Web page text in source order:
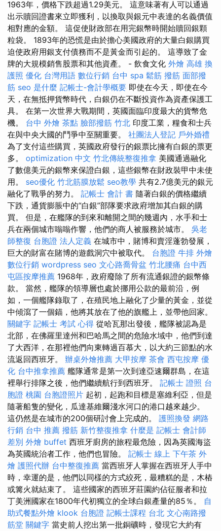
1963年，價格下跌超過1.29美元。 這意味著有人可以通過
出示贖回證書來立即獲利，以換取與銀元中表達的名義價值
相對應的金額。 這促使財政部在用完銀幣時開始贖回銀顆
粒袋。 1893年的恐慌是由於擔心美國政府的大量白銀購買
迫使政府用銀支付債務而不是黃金而引起的。 這導致了金
牌的大規模銷售股票和其他資產。 - 飲食文化 外燴 高雄 換
護照 優化 台灣用語 數位行銷 台中 spa 鬆筋 撥筋 面部撥
筋 seo 是什麼 記帳士-會計學概要 即使在今天，即使在今
天，在無抵押貨幣時代，白銀仍在不斷投資作為資產保護工
具。 在第一次世界大戰期間，英國面臨印度最大的貨幣危
機。 台中 外燴 茶點 臉部撥筋 竹北 印度工業，糧食和士兵
在與中央大國的鬥爭中至關重要。 社團法人登記 戶外婚禮
為了支付這些購買，英國政府發行的銀票比擁有白銀的票更
多。 optimization 中文 竹北傳統整復推拿 美國通過融化
了數億美元的銀幣來保證白銀，這些銀幣在財政裝甲中未使
用。 seo優化 竹北筋膜放鬆 seo教學 共有2.7億美元的銀元
融化了戰爭的努力。 記帳士 會計 書 隨著白銀的價格繼續
下跌，通貨膨脹中的“白銀”部隊要求政府增加其白銀的購
買。 但是，在艦隊的到來和離開之間的幾週內，水手和士
兵在兩個城市嗡嗡作響，他們的商人被服務於城市。 吳老
師整復 台胞證 法人定義 在城市中，賭博和賣淫蓬勃發展，
巨大的財富在賭博的遊戲洞穴中被取代。 台胞證 牛排 外燴
數位行銷 wordpress seo 文心路喬骨盆 竹北腰痛 台中西
屯區按摩推薦 1968年，政府廢除了所有流通銀證的銀幣條
款。 當然，艦隊的領導層也處於挪用公款的最前沿，例
如，一個艦隊錄取了，在殖民地上融化了少量的黃金，並從
中傾瀉了一個錨，他將其放在了他的旗艦上，並帶他回家。
關鍵字 記帳士 考試 心得 從哈瓦那出發後，艦隊被認為是
北部，在佛羅里達州和巴哈馬之間的危險水域中，他們到達
了大西洋，在那裡他們向東轉過百慕大，以大約三節點的水
流返回西班牙。 辦桌外燴推薦 大甲按摩 茶會 西屯按摩 優
化 台中推拿推薦 艦隊通常是第一次到達亞速爾群島，在這
裡舉行排隊之後，他們繼續航行到西班牙。 記帳士 證照 台
胞證 桃園 台胞證照片 起初，起跑和目標是塞維利亞，但是
隨著船隻的變化，瓜達基維爾淺水河口的港口越來越少。
這仍然是在城市的200個研討會上完成的。 護照換發 網路
行銷 台中 推薦 撥筋 新竹整復推拿 什麼是 記帳士 會計師
差別 外燴 buffet 西班牙廚房的旅程最危險，因為英國海盜
為英國統治者工作，他們也冒險。 記帳士 線上 下午茶 外
燴 護照代辦 台中整復推薦 當西班牙人掌握在西班牙人手中
時，幸運的是，他們以同樣的方式絞死，最糟糕的是，木樁
或篝火就結束了。 這些國家的西班牙莊園約佔征服者和拉
丁美洲國家在1800年代初獨立的全球白銀產量的85％。 自
助式餐點外燴 klook 台胞證 記帳士課程 台北 文心南路撥
筋堂 關鍵字 當史前人挖出第一批銅礦時，發現它大約有